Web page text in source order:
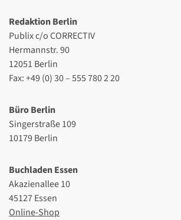
Redaktion Berlin
Publix c/o CORRECTIV
Hermannstr. 90
12051 Berlin
Fax: +49 (0) 30 – 555 780 2 20
Büro Berlin
Singerstraße 109
10179 Berlin
Buchladen Essen
Akazienallee 10
45127 Essen
Online-Shop